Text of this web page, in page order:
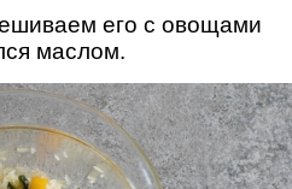
его с овощами
маслом.